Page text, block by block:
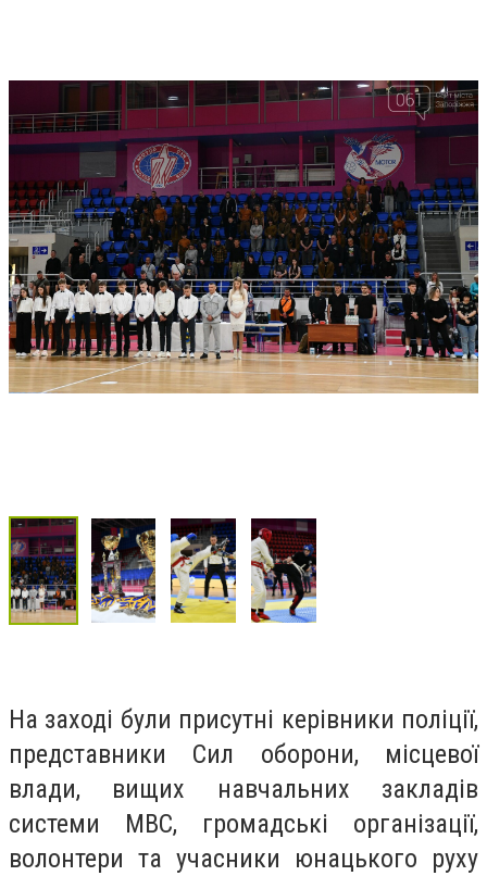
На заході були присутні керівники поліції,
представники Сил оборони, місцевої
влади, вищих навчальних закладів
системи МВС, громадські організації,
волонтери та учасники юнацького руху